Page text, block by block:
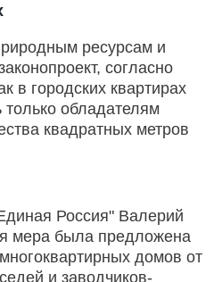
ресурсам и
согласно
в городских квартирах
только обладателям
квадратных метров
Россия" Валерий
мера была предложена
домов от
и заводчиков-